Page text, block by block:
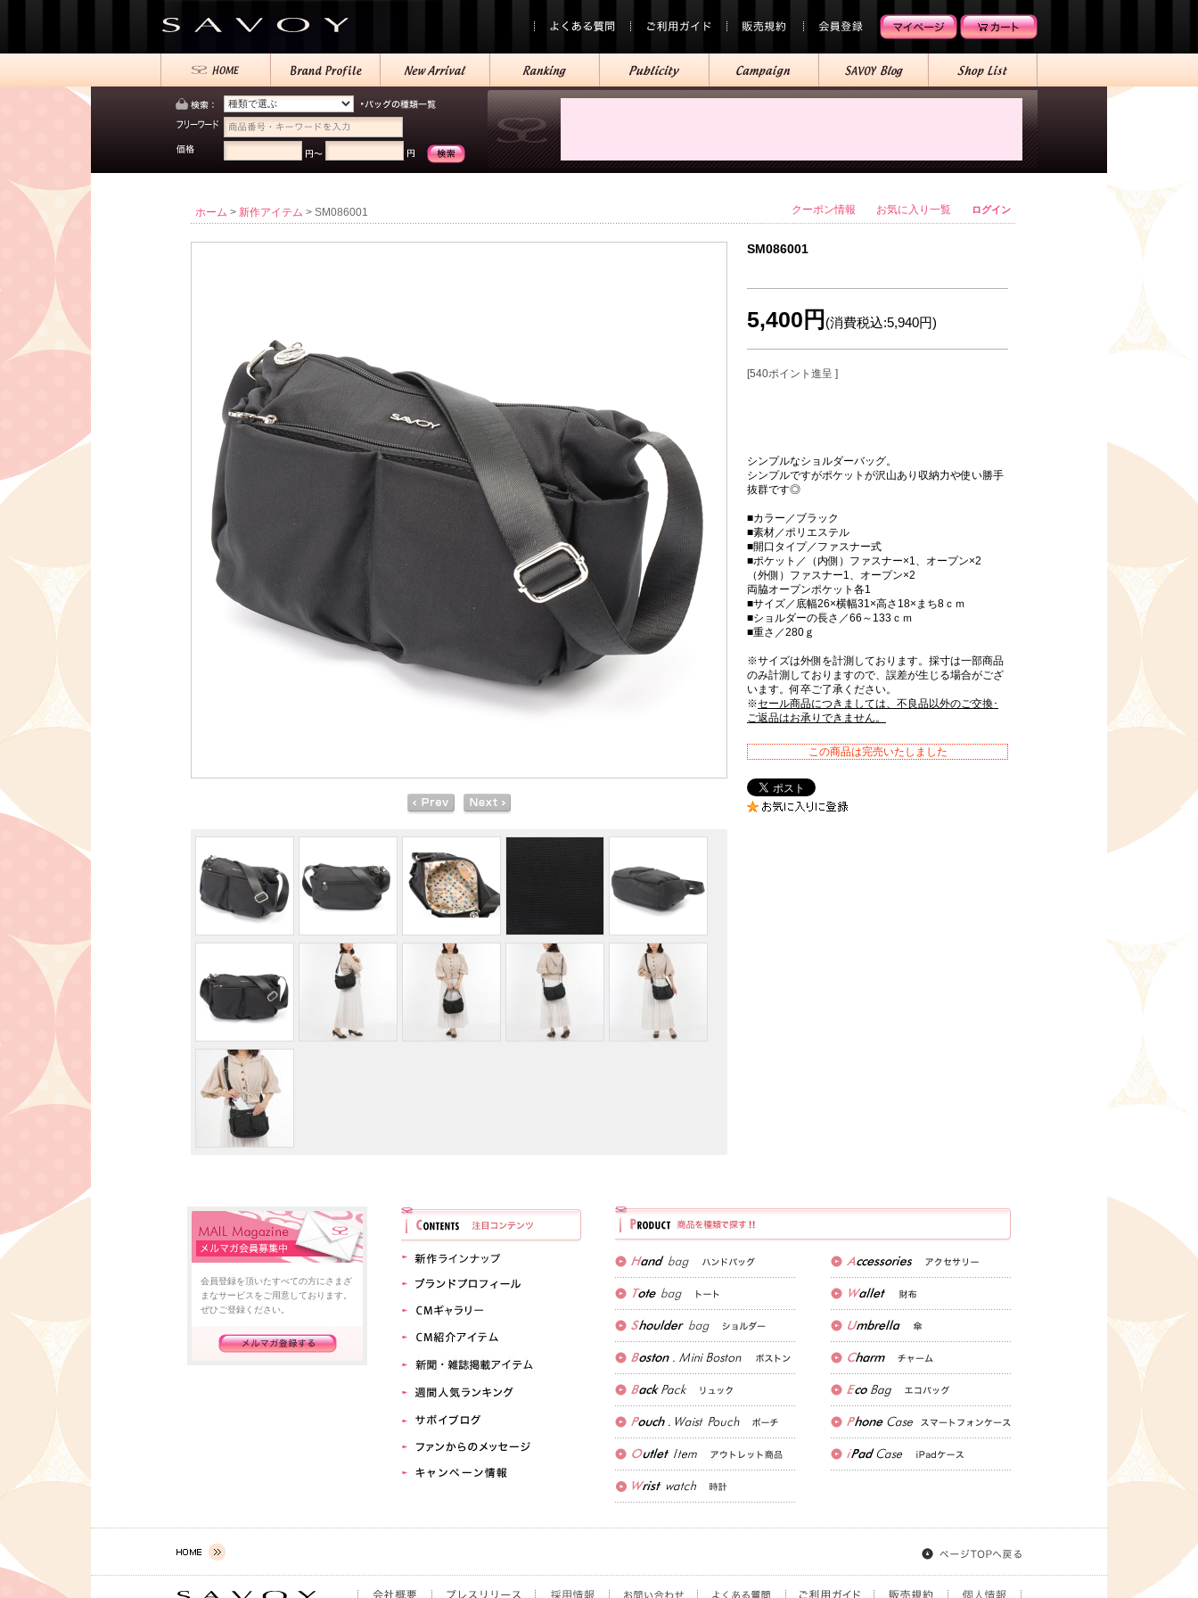
クーポン情報 お気に入り一覧 ログイン
ホーム > 新作アイテム > SM086001
SM086001
シンプルなショルダーバッグ。
シンプルですがポケットが沢山あり収納力や使い勝手
抜群です◎
■カラー／ブラック
■素材／ポリエステル
■開口タイプ／ファスナー式
■ポケット／（内側）ファスナー×1、オープン×2
（外側）ファスナー1、オープン×2
両脇オープンポケット各1
■サイズ／底幅26×横幅31×高さ18×まち8ｃｍ
■ショルダーの長さ／66～133ｃｍ
■重さ／280ｇ
※サイズは外側を計測しております。採寸は一部商品
のみ計測しておりますので、誤差が生じる場合がござ
います。何卒ご了承ください。
※セール商品につきましては、不良品以外のご交換･
ご返品はお承りできません。
5,400円 (消費税込:5,940円)
[540ポイント進呈 ]
この商品は完売いたしました
会員登録を頂いたすべての方にさまざ
まなサービスをご用意しております。
ぜひご登録ください。